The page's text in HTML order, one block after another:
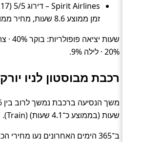
זמן ממוצע 8.6 שעות, מחיר ממוצע ~532 ₪
20% · לילה 9%.
רכבת מבוסטון לניו יורק
שעות (בממוצע כ־4.1 שעות) (Train).